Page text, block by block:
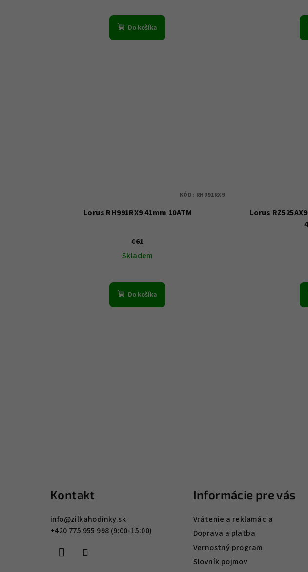
Do košíka
Lorus RH991RX9 41mm 10ATM
€61
Skladem
Do košíka
KÓD: RH991RX9
Lorus
Kontakt
info@zilkahodinky.sk
+420 775 955 998 (9:00-15:00)
Informácie pre vás
Vrátenie a reklamácia
Doprava a platba
Vernostný program
Slovník pojmov